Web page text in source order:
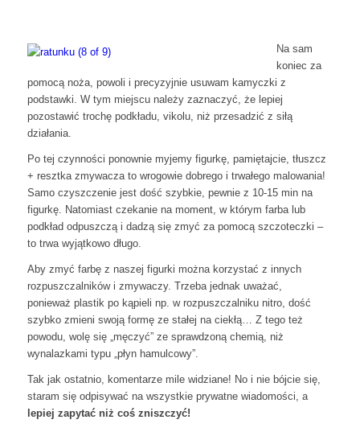
Na sam
koniec za
pomocą noża, powoli i precyzyjnie usuwam kamyczki z
podstawki. W tym miejscu należy zaznaczyć, że lepiej
pozostawić trochę podkładu, vikolu, niż przesadzić z siłą
działania.
Po tej czynności ponownie myjemy figurkę, pamiętajcie, tłuszcz
+ resztka zmywacza to wrogowie dobrego i trwałego malowania!
Samo czyszczenie jest dość szybkie, pewnie z 10-15 min na
figurkę. Natomiast czekanie na moment, w którym farba lub
podkład odpuszczą i dadzą się zmyć za pomocą szczoteczki –
to trwa wyjątkowo długo.
Aby zmyć farbę z naszej figurki można korzystać z innych
rozpuszczalników i zmywaczy. Trzeba jednak uważać,
ponieważ plastik po kąpieli np. w rozpuszczalniku nitro, dość
szybko zmieni swoją formę ze stałej na ciekłą… Z tego też
powodu, wolę się „męczyć” ze sprawdzoną chemią, niż
wynalazkami typu „płyn hamulcowy”.
Tak jak ostatnio, komentarze mile widziane! No i nie bójcie się,
staram się odpisywać na wszystkie prywatne wiadomości, a
lepiej zapytać niż coś zniszczyć!